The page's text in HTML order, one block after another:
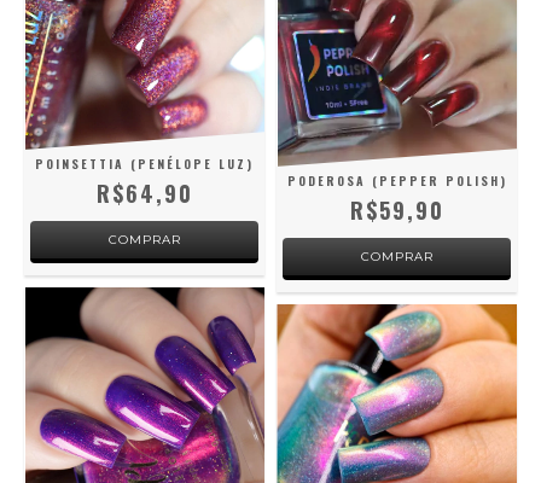
POINSETTIA (PENÉLOPE LUZ)
R$64,90 PODEROSA (PEPPER POLISH)
R$59,90